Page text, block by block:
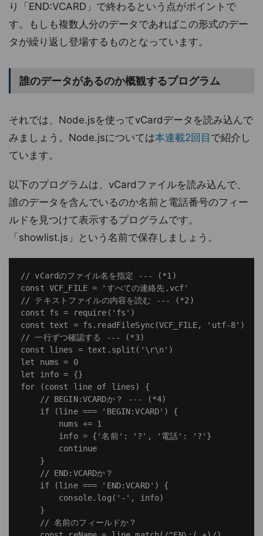
り「END:VCARD」で終わるという点がポイントで
す。もしも複数人分のデータであればこの形式のデー
タが繰り返し登場するものとなっています。
誰のデータがあるのか概観するプログラム
それでは、Node.jsを使ってvCardデータを読み込んで
みましょう。Node.jsについては本連載2回目 で紹介し
ています。
以下のプログラムは、vCardファイルを読み込んで、
誰のデータを含んでいるのか名前と電話番号のフィー
ルドを見つけて表示するプログラムです。
「showlist.js」という名前で保存しましょう。
// vCardのファイル名を指定 --- (*1)
const VCF_FILE = 'すべての連絡先.vcf'
// テキストファイルの内容を読む --- (*2)
const fs = require('fs')
const text = fs.readFileSync(VCF_FILE, 'utf-8')
// 一行ずつ確認する --- (*3)
const lines = text.split('\r\n')
let nums = 0
let info = {}
for (const line of lines) {
    // BEGIN:VCARDか？ --- (*4)
    if (line === 'BEGIN:VCARD') {
        nums += 1
        info = {'名前': '?', '電話': '?'}
        continue
    }
    // END:VCARDか？
    if (line === 'END:VCARD') {
        console.log('-', info)
    }
    // 名前のフィールドか？